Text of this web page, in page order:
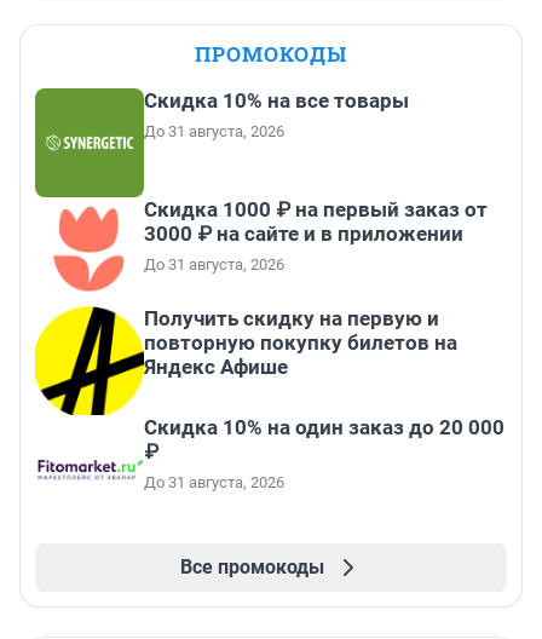
ПРОМОКОДЫ
Скидка 10% на все товары
До 31 августа, 2026
Скидка 1000 ₽ на первый заказ от
3000 ₽ на сайте и в приложении
До 31 августа, 2026
Получить скидку на первую и
повторную покупку билетов на
Яндекс Афише
Скидка 10% на один заказ до 20 000
₽
До 31 августа, 2026
Все промокоды